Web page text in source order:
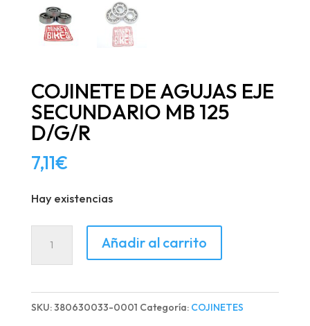
COJINETE DE AGUJAS EJE
SECUNDARIO MB 125
D/G/R
7,11€
Hay existencias
EJE
Añadir al carrito
SKU:380630033-0001 Categoría: COJINETES